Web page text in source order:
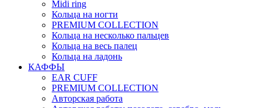
Midi ring
Кольца на ногти
PREMIUM COLLECTION
Кольца на несколько пальцев
Кольца на весь палец
Кольца на ладонь
КАФФЫ
EAR CUFF
PREMIUM COLLECTION
Авторская работа